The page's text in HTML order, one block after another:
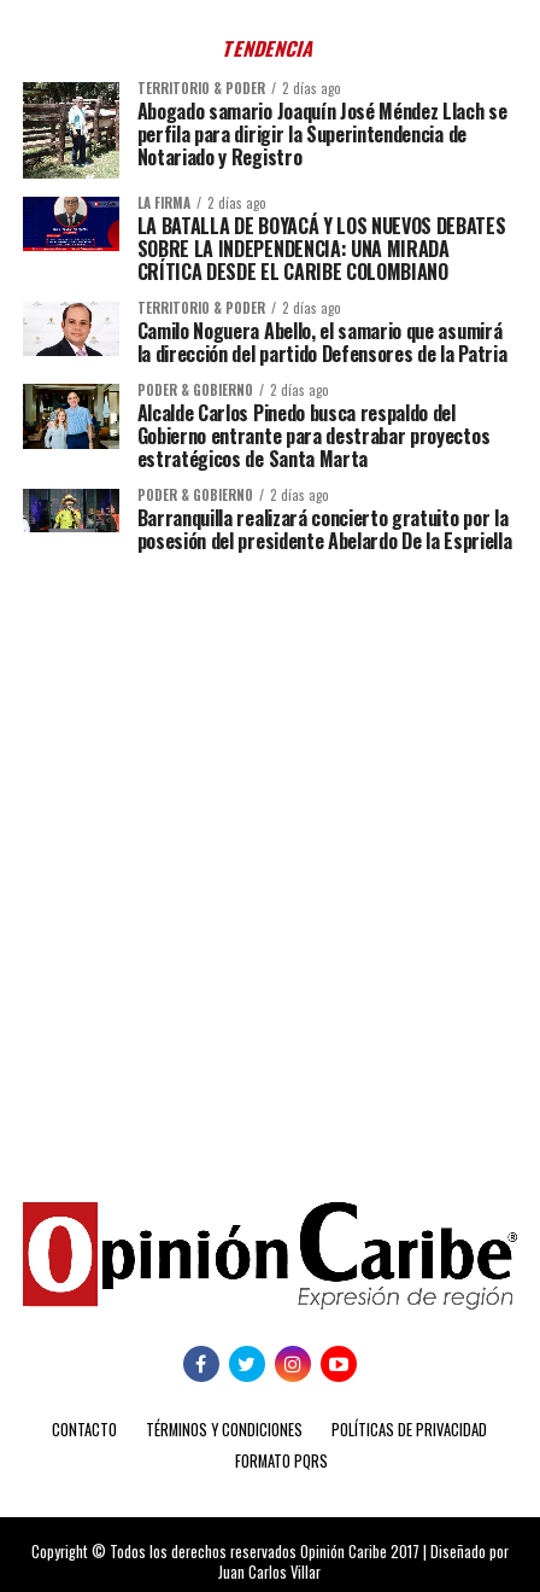
TENDENCIA
TERRITORIO & PODER 2 días ago
Abogado samario Joaquín José Méndez Llach se
perfila para dirigir la Superintendencia de
Notariado y Registro
LA FIRMA 2 días ago
LA BATALLA DE BOYACÁ Y LOS NUEVOS DEBATES
SOBRE LA INDEPENDENCIA: UNA MIRADA
CRÍTICA DESDE EL CARIBE COLOMBIANO
TERRITORIO & PODER 2 días ago
Camilo Noguera Abello, el samario que asumirá
la dirección del partido Defensores de la Patria
PODER & GOBIERNO 2 días ago
Alcalde Carlos Pinedo busca respaldo del
Gobierno entrante para destrabar proyectos
estratégicos de Santa Marta
PODER & GOBIERNO 2 días ago
Barranquilla realizará concierto gratuito por la
posesión del presidente Abelardo De la Espriella
CONTACTO TÉRMINOS Y CONDICIONES
POLÍTICAS DE PRIVACIDAD
FORMATO PQRS
Copyright © Todos los derechos reservados Opinión Caribe 2017 | Diseñado por
Juan Carlos Villar